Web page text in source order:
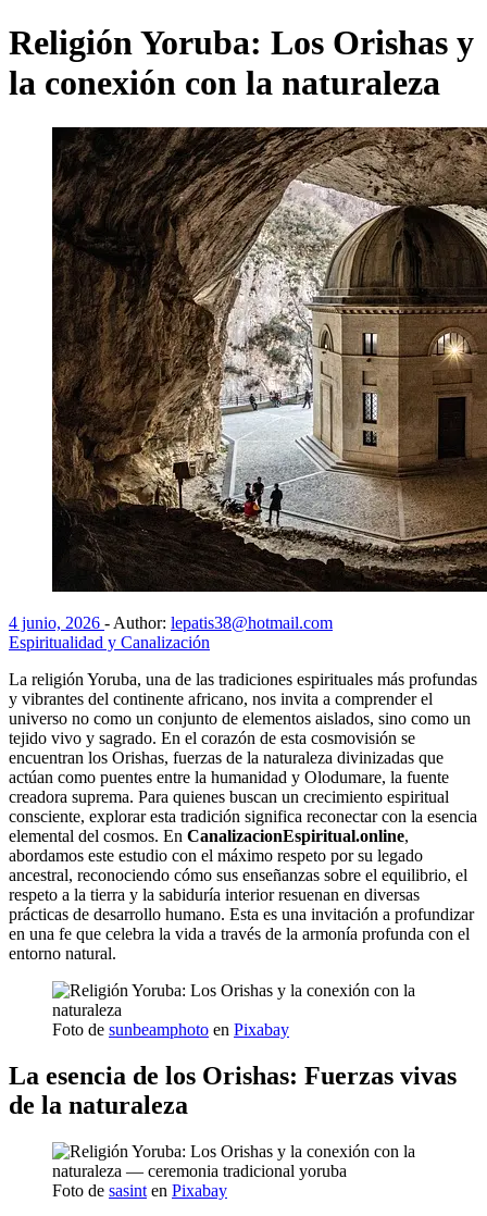
Religión Yoruba: Los Orishas y
la conexión con la naturaleza
4 junio, 2026 - Author: lepatis38@hotmail.com
Espiritualidad y Canalización
La religión Yoruba, una de las tradiciones espirituales más profundas
y vibrantes del continente africano, nos invita a comprender el
universo no como un conjunto de elementos aislados, sino como un
tejido vivo y sagrado. En el corazón de esta cosmovisión se
encuentran los Orishas, fuerzas de la naturaleza divinizadas que
actúan como puentes entre la humanidad y Olodumare, la fuente
creadora suprema. Para quienes buscan un crecimiento espiritual
consciente, explorar esta tradición significa reconectar con la esencia
elemental del cosmos. En CanalizacionEspiritual.online,
abordamos este estudio con el máximo respeto por su legado
ancestral, reconociendo cómo sus enseñanzas sobre el equilibrio, el
respeto a la tierra y la sabiduría interior resuenan en diversas
prácticas de desarrollo humano. Esta es una invitación a profundizar
en una fe que celebra la vida a través de la armonía profunda con el
entorno natural.
Foto de sunbeamphoto en Pixabay
La esencia de los Orishas: Fuerzas vivas
de la naturaleza
Foto de sasint en Pixabay